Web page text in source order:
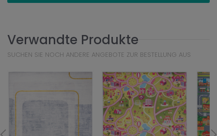
Verwandte Produkte
SUCHEN SIE NOCH ANDERE ANGEBOTE ZUR BESTELLUNG AUS